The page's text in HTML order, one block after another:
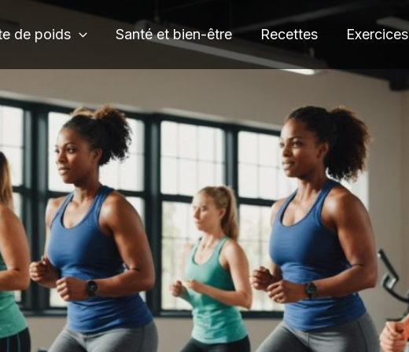
de poids Santé et bien-être Recettes Exercices